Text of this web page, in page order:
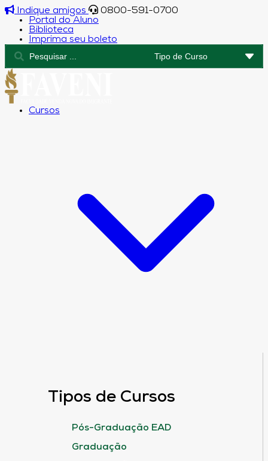
Indique amigos
0800-591-0700
Portal do Aluno
Biblioteca
Imprima seu boleto
Cursos
Tipos de Cursos
Pós-Graduação EAD
Graduação